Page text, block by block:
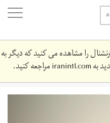
را مشاهده می کنید که دیگر به
بهiranintl.comمراجعه کنید.